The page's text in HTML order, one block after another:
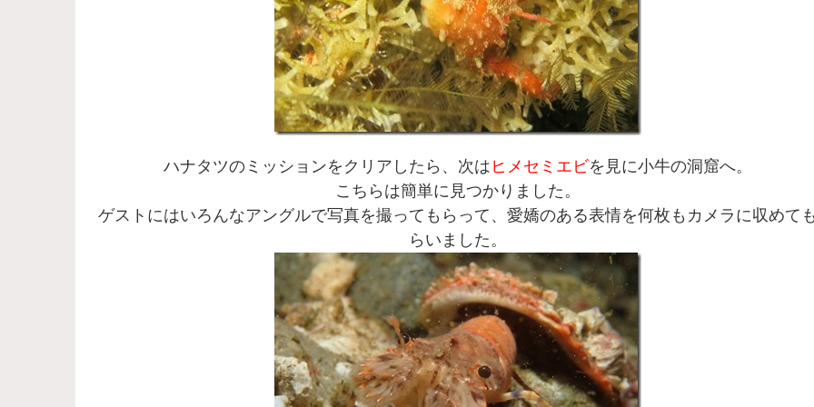
ハナタツのミッションをクリアしたら、次は ヒメセミエビを見に小牛の洞窟へ。
こちらは簡単に見つかりました。
ゲストにはいろんなアングルで写真を撮ってもらって、愛嬌のある表情を何枚もカメラに収めて
らいました。